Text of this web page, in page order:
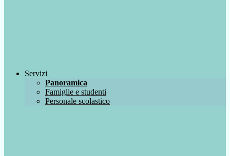
Servizi
Panoramica
Famiglie e studenti
Personale scolastico